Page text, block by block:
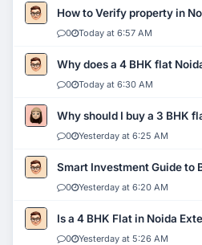
How to Verify property in
0 Today at 6:57 AM
Why does a 4 BHK flat
0 Today at 6:30 AM
Why should I buy a 3 BHK
0 Yesterday at 6:25 AM
Smart Investment Guide to
0 Yesterday at 6:20 AM
Is a 4 BHK Flat in Noida
0 Yesterday at 5:26 AM